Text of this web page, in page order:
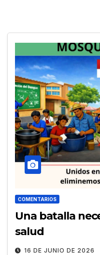
COMENTARIOS
Una batalla
salud
16 DE JUNIO DE 2026